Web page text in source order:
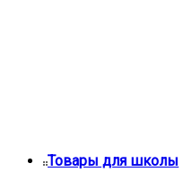
Товары для школы